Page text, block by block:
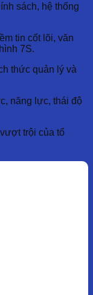
sách, hệ thống
tin cốt lõi, văn
7S.
thức quản lý và
năng lực, thái độ
trội của tổ